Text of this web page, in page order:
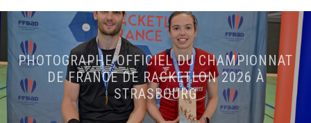
PHOTOGRAPHE OFFICIEL DU CHAMPIONNAT
DE FRANCE DE RACKETLON 2026 À
STRASBOURG